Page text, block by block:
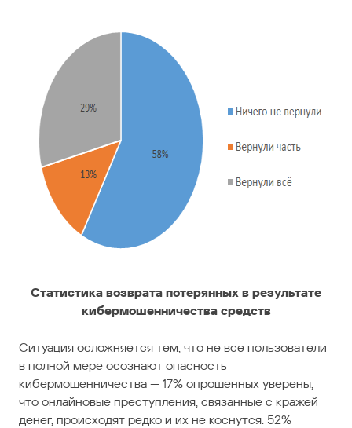
Статистика возврата потерянных в результате
кибермошенничества средств
Ситуация осложняется тем, что не все пользователи
в полной мере осознают опасность
кибермошенничества — 17% опрошенных уверены,
что онлайновые преступления, связанные с кражей
денег, происходят редко и их не коснутся. 52%